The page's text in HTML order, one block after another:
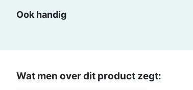
Ook handig
Wat men over dit product zegt: